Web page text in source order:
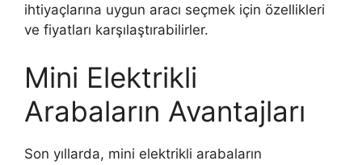
ihtiyaçlarına uygun aracı seçmek için özellikleri
ve fiyatları karşılaştırabilirler.
Mini Elektrikli
Arabaların Avantajları
Son yıllarda, mini elektrikli arabaların